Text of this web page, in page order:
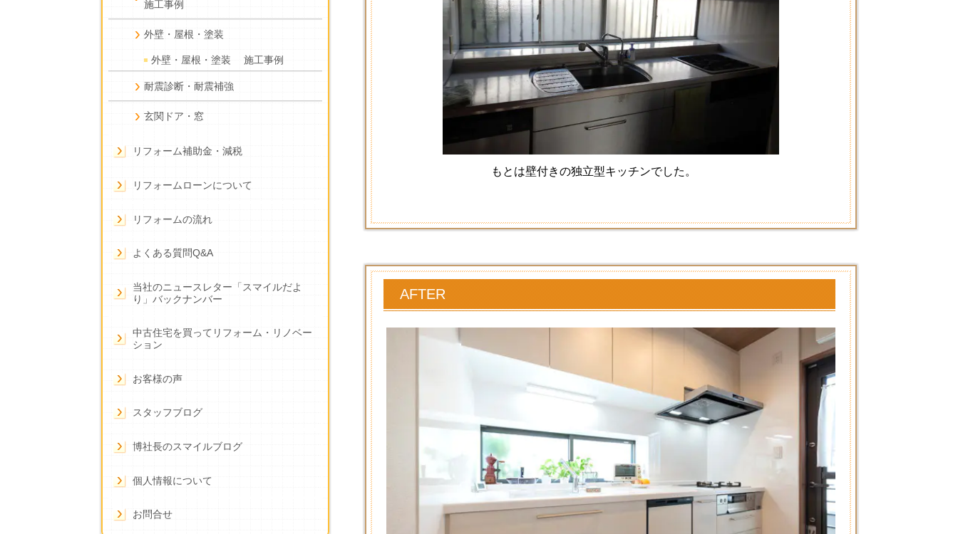
もとは壁付きの独立型キッチンでした。
AFTER
施工事例
外壁・屋根・塗装
外壁・屋根・塗装 施工事例
耐震診断・耐震補強
玄関ドア・窓
リフォーム補助金・減税
リフォームローンについて
リフォームの流れ
よくある質問Q&A
当社のニュースレター「スマイルだよ
り」バックナンバー
中古住宅を買ってリフォーム・リノベー
ション
お客様の声
スタッフブログ
博社長のスマイルブログ
個人情報について
お問合せ